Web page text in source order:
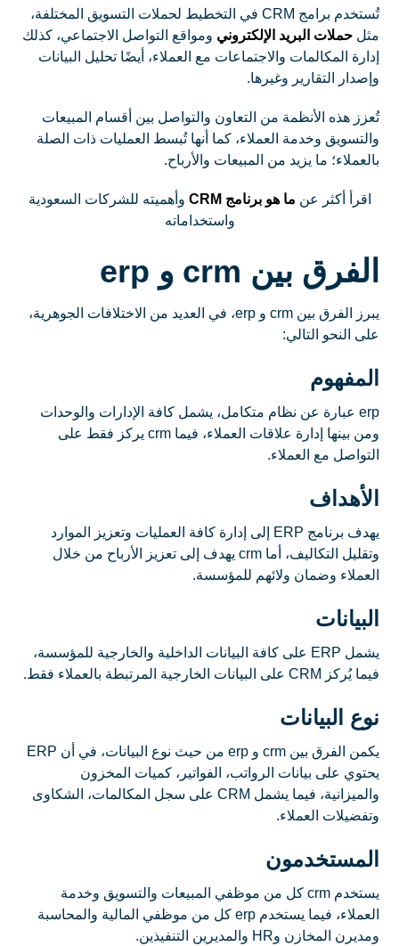
تُستخدم برامج CRM في التخطيط لحملات التسويق المختلفة،
مثلحملات البريد الإلكتروني ومواقع التواصل الاجتماعي، كذلك
إدارة المكالمات والاجتماعات مع العملاء، أيضًا تحليل البيانات
وإصدار التقارير وغيرها.
تُعزز هذه الأنظمة من التعاون والتواصل بين أقسام المبيعات
والتسويق وخدمة العملاء، كما أنها تُبسط العمليات ذات الصلة
بالعملاء؛ ما يزيد من المبيعات والأرباح.
اقرأ أكثر عن ما هو برنامج CRM
وأهميته للشركات السعودية
واستخداماته
الفرق بين crm و erp
يبرز الفرق بين crm و erp، في العديد من الاختلافات الجوهرية،
على النحو التالي:
المفهوم
erp عبارة عن نظام متكامل، يشمل كافة الإدارات والوحدات
ومن بينها إدارة علاقات العملاء، فيما crm يركز فقط على
التواصل مع العملاء.
الأهداف
يهدف برنامج ERP إلى إدارة كافة العمليات وتعزيز الموارد
وتقليل التكاليف، أما crm يهدف إلى تعزيز الأرباح من خلال
العملاء وضمان ولائهم للمؤسسة.
البيانات
يشمل ERP على كافة البيانات الداخلية والخارجية للمؤسسة،
فيما يُركز CRM على البيانات الخارجية المرتبطة بالعملاء فقط.
نوع البيانات
يكمن الفرق بين crm و erp من حيث نوع البيانات، في أن ERP
يحتوي على بيانات الرواتب، الفواتير، كميات المخزون
والميزانية، فيما يشمل CRM على سجل المكالمات، الشكاوى
وتفضيلات العملاء.
المستخدمون
يستخدم crm كل من موظفي المبيعات والتسويق وخدمة
العملاء، فيما يستخدم erp كل من موظفي المالية والمحاسبة
ومديرن المخازن وHR والمديرين التنفيذين.